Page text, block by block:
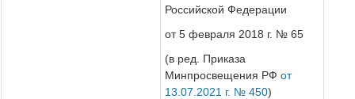
Российской Федерации
от 5 февраля 2018 г. № 65
(в ред. Приказа
Минпросвещения РФ от
13.07.2021 г. № 450)